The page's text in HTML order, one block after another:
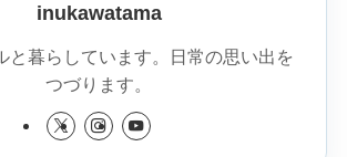
inukawatama
と暮らしています。日常の思い出を
つづります。